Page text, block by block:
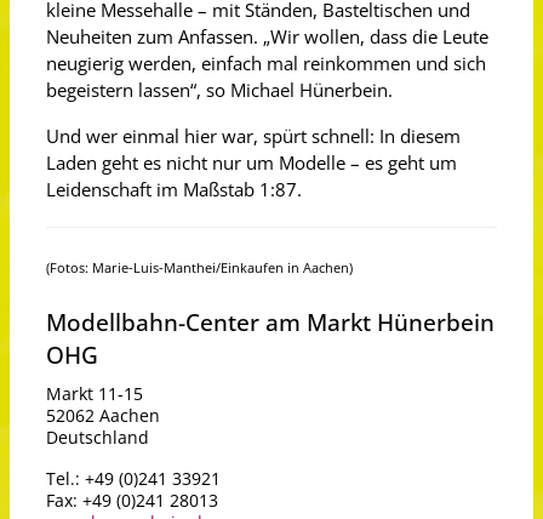
kleine Messehalle – mit Ständen, Basteltischen und
Neuheiten zum Anfassen. „Wir wollen, dass die Leute
neugierig werden, einfach mal reinkommen und sich
begeistern lassen“, so Michael Hünerbein.
Und wer einmal hier war, spürt schnell: In diesem
Laden geht es nicht nur um Modelle – es geht um
Leidenschaft im Maßstab 1:87.
(Fotos: Marie-Luis-Manthei/Einkaufen in Aachen)
Modellbahn-Center am Markt Hünerbein
OHG
Markt 11-15
52062 Aachen
Deutschland
Tel.: +49 (0)241 33921
Fax: +49 (0)241 28013